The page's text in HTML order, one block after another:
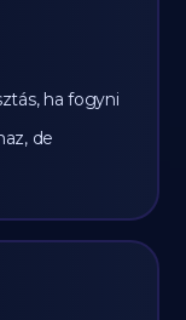
ha fogyni
de